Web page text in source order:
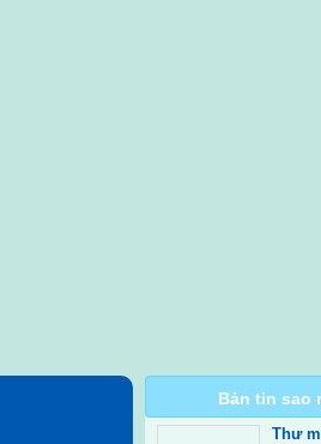
Bản tin sao
​Thư